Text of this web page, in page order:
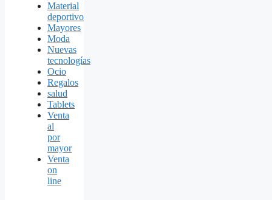
Material
deportivo
Mayores
Moda
Nuevas
tecnologías
Ocio
Regalos
salud
Tablets
Venta
al
por
mayor
Venta
on
line